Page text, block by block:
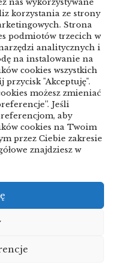
nas wykorzystywane
korzystania ze strony
Strona
podmiotów trzecich w
analitycznych i
na instalowanie na
cookies wszystkich
"Akceptuję".
możesz zmieniać
Jeśli
aby
cookies na Twoim
przez Ciebie zakresie
znajdziesz w
Dom & Ogród
Usługi